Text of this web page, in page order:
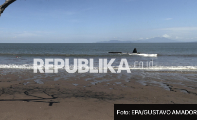
Foto: EPA/GUSTAVO AMADOR